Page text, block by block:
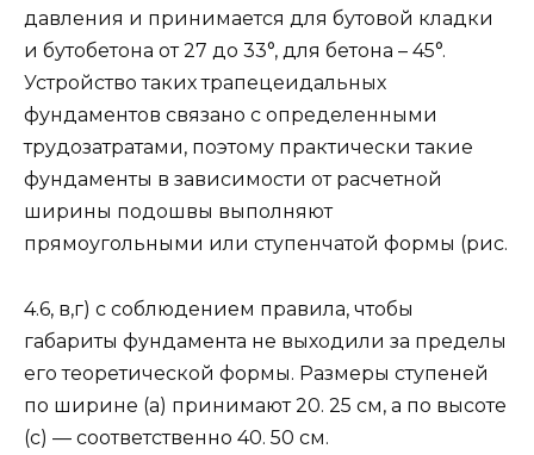
давления и принимается для бутовой кладки
и бутобетона от 27 до 33°, для бетона – 45°.
Устройство таких трапецеидальных
фундаментов связа­но с определенными
трудозатратами, по­этому практически такие
фундаменты в зависимости от расчетной
ширины по­дошвы выполняют
прямоугольными или ступенчатой формы (рис.
4.6, в,г) с со­блюдением правила, чтобы
габариты фундамента не выходили за пределы
его теоретической формы. Размеры ступеней
по ширине (а) принимают 20. 25 см, а по высоте
(с) — соответственно 40. 50 см.